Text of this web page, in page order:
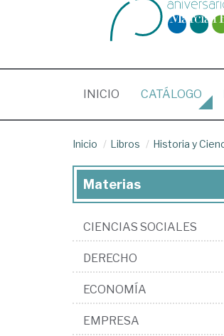
INICIO (CURRENT)
CATÁLOGO
Inicio Libros Historia y
Materias
CIENCIAS SOCIALES
DERECHO
ECONOMÍA
EMPRESA